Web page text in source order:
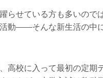
らせている方も多いので
動
そんな新生活の中
高校に入って最初の定期